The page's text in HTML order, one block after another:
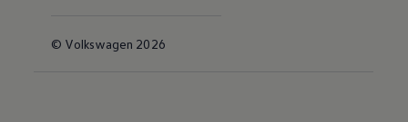
© Volkswagen 2026